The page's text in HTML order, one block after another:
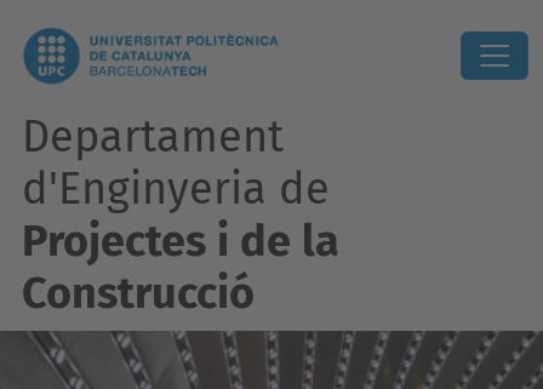
Departament
d'Enginyeria de
Projectes i de la
Construcció